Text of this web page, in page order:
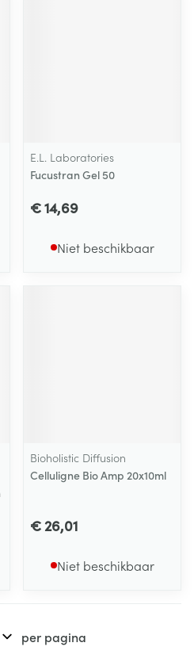
E.L. Laboratories
Fucustran Gel 50
€ 14,69
Niet beschikbaar
Bioholistic Diffusion
Celluligne Bio Amp 20x10ml
€ 26,01
Niet beschikbaar
per pagina